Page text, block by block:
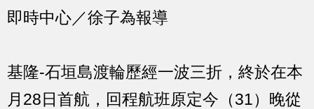
即時中心／徐子為報導
基隆-石垣島渡輪歷經一波三折，終於在本
月28日首航，回程航班原定今（31）晚從